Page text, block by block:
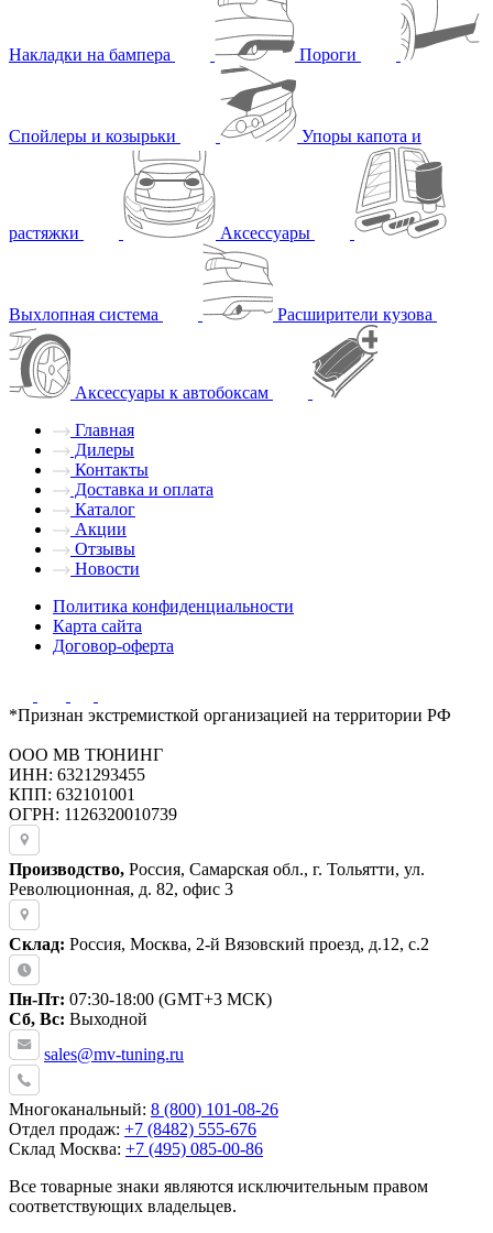
Накладки на бампера Пороги
Спойлеры и козырьки Упоры капота и
растяжки Аксессуары
Выхлопная система Расширители кузова
Аксессуары к автобоксам
Главная
Дилеры
Контакты
Доставка и оплата
Каталог
Акции
Отзывы
Новости
Политика конфиденциальности
Карта сайта
Договор-оферта
*Признан экстремисткой организацией на территории РФ
ООО МВ ТЮНИНГ
ИНН: 6321293455
КПП: 632101001
ОГРН: 1126320010739
Производство, Россия, Самарская обл., г. Тольятти, ул.
Революционная, д. 82, офис 3
Склад: Россия, Москва, 2-й Вязовский проезд, д.12, с.2
Пн-Пт: 07:30-18:00 (GMT+3 МСК)
Сб, Вс: Выходной
sales@mv-tuning.ru
Многоканальный: 8 (800) 101-08-26
Отдел продаж: +7 (8482) 555-676
Склад Москва: +7 (495) 085-00-86
Все товарные знаки являются исключительным правом
соответствующих владельцев.